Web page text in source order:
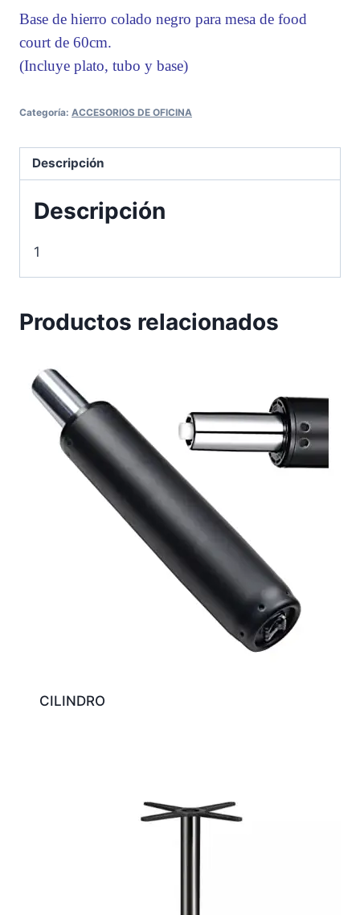
Base de hierro colado negro para mesa de food
court de 60cm.
(Incluye plato, tubo y base)
Categoría: ACCESORIOS DE OFICINA
Descripción
Descripción
1
Productos relacionados
CILINDRO